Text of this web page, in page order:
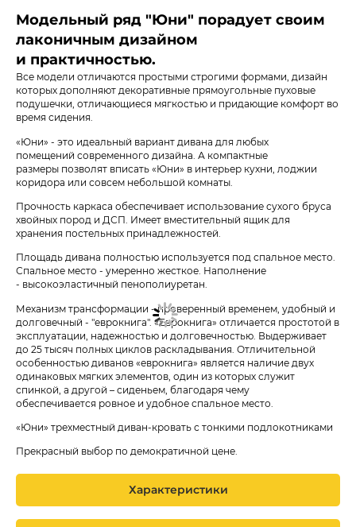
Модельный ряд "Юни" порадует своим
лаконичным дизайном
и практичностью.
Все модели отличаются простыми строгими формами, дизайн
которых дополняют декоративные прямоугольные пуховые
подушечки, отличающиеся мягкостью и придающие комфорт во
время сидения.
«Юни» - это идеальный вариант дивана для любых
помещений современного дизайна. А компактные
размеры позволят вписать «Юни» в интерьер кухни, лоджии
коридора или совсем небольшой комнаты.
Прочность каркаса обеспечивает использование сухого бруса
хвойных пород и ДСП. Имеет вместительный ящик для
хранения постельных принадлежностей.
Площадь дивана полностью используется под спальное место.
Спальное место - умеренно жесткое. Наполнение
- высокоэластичный пенополиуретан.
Механизм трансформации - проверенный временем, удобный и
долговечный - "еврокнига". «Еврокнига» отличается простотой в
эксплуатации, надежностью и долговечностью. Выдерживает
до 25 тысяч полных циклов раскладывания. Отличительной
особенностью диванов «еврокнига» является наличие двух
одинаковых мягких элементов, один из которых служит
спинкой, а другой – сиденьем, благодаря чему
обеспечивается ровное и удобное спальное место.
«Юни» трехместный диван-кровать с тонкими подлокотниками
Прекрасный выбор по демократичной цене.
Характеристики